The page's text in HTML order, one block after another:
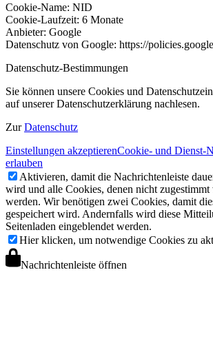
Cookie-Name: NID
Cookie-Laufzeit: 6 Monate
Anbieter: Google
Datenschutz von Google: https://
Datenschutz-Bestimmungen
Sie können unsere Cookies und
auf unserer Datenschutzerklärung nachlesen.
ZurDatenschutz
Einstellungen akzeptierenCookie- und Dienst-
erlauben
Aktivieren, damit die Nachrichtenleiste
wird und alle Cookies, denen nicht zugestimmt
werden. Wir benötigen zwei Cookies, damit
gespeichert wird. Andernfalls wird diese
Seitenladen eingeblendet werden.
Hier klicken, um notwendige Cookies zu
Nachrichtenleiste öffnen